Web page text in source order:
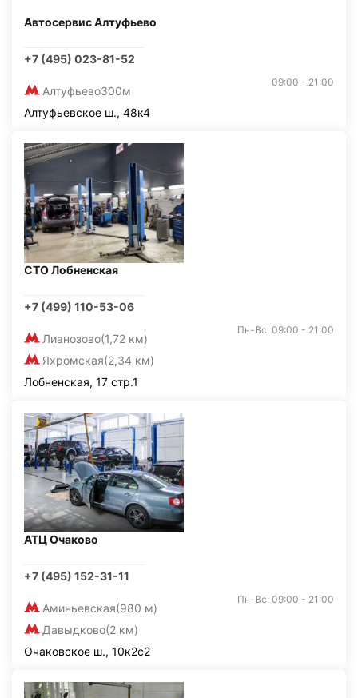
Автосервис Алтуфьево
+7 (495) 023-81-52
Алтуфьево300м
09:00 - 21:00
Алтуфьевское ш., 48к4
СТО Лобненская
+7 (499) 110-53-06
Лианозово(1,72 км)
Яхромская(2,34 км)
Пн-Вс: 09:00 - 21:00
Лобненская, 17 стр.1
АТЦ Очаково
+7 (495) 152-31-11
Аминьевская(980 м)
Давыдково(2 км)
Пн-Вс: 09:00 - 21:00
Очаковское ш., 10к2с2